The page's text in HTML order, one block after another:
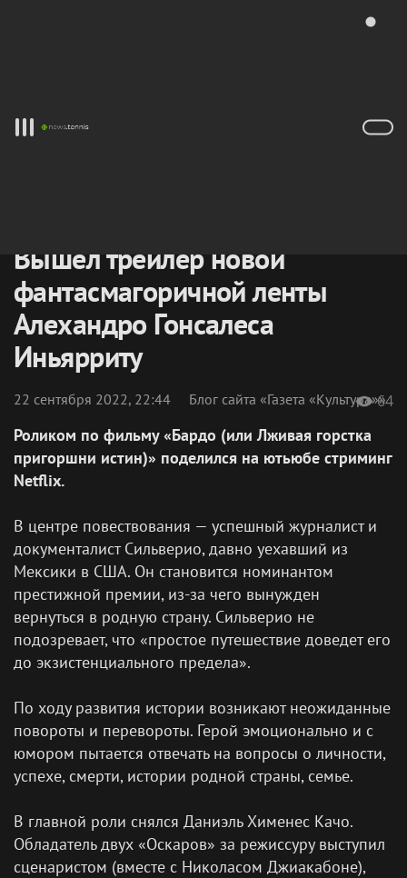
Вышел трейлер новой
фантасмагоричной ленты
Алехандро Гонсалеса
Иньярриту
22 сентября 2022, 22:44 Блог сайта «Газета «Культура»»64
Роликом по фильму «Бардо (или Лживая горстка
пригоршни истин)» поделился на ютьюбе стриминг
Netflix.
В центре повествования — успешный журналист и
документалист Сильверио, давно уехавший из
Мексики в США. Он становится номинантом
престижной премии, из-за чего вынужден
вернуться в родную страну. Сильверио не
подозревает, что «простое путешествие доведет его
до экзистенциального предела».
По ходу развития истории возникают неожиданные
повороты и перевороты. Герой эмоционально и с
юмором пытается отвечать на вопросы о личности,
успехе, смерти, истории родной страны, семье.
В главной роли снялся Даниэль Хименес Качо.
Обладатель двух «Оскаров» за режиссуру выступил
сценаристом (вместе с Николасом Джиакабоне),